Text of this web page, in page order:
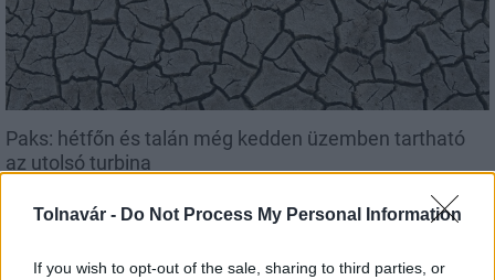
Tolnavár - Do Not Process My Personal Information
If you wish to opt-out of the sale, sharing to third parties, or
Paks: hétfőn és talán még kedden üzemben tartható
az utolsó turbina